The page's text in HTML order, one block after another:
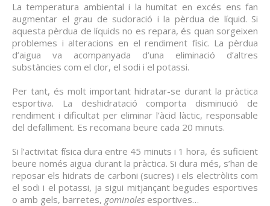
La temperatura ambiental i la humitat en excés ens fan
augmentar el grau de sudoració i la pèrdua de líquid. Si
aquesta pèrdua de líquids no es repara, és quan sorgeixen
problemes i alteracions en el rendiment físic. La pèrdua
d’aigua va acompanyada d’una eliminació d’altres
substàncies com el clor, el sodi i el potassi.
Per tant, és molt important hidratar-se durant la pràctica
esportiva. La deshidratació comporta disminució de
rendiment i dificultat per eliminar l’àcid làctic, responsable
del defalliment. Es recomana beure cada 20 minuts.
Si l’activitat física dura entre 45 minuts i 1 hora, és suficient
beure només aigua durant la pràctica. Si dura més, s’han de
reposar els hidrats de carboni (sucres) i els electròlits com
el sodi i el potassi, ja sigui mitjançant begudes esportives
o amb gels, barretes, gominoles esportives…